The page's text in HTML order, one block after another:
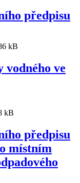
předpisu
kB
vodného ve
kB
předpisu
místním